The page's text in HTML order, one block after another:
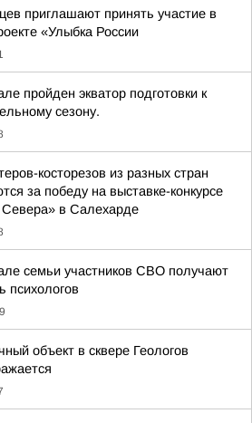
приглашают принять участие в
«Улыбка России
пройден экватор подготовки к
сезону.
косторезов из разных стран
за победу на выставке-конкурсе
в Салехарде
семьи участников СВО получают
психологов
объект в сквере Геологов